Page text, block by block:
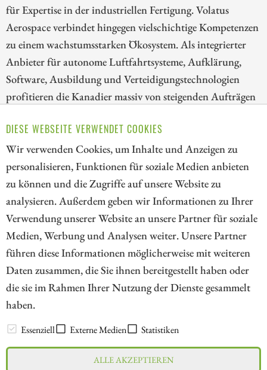
DIESE WEBSEITE VERWENDET COOKIES
Wir verwenden Cookies, um Inhalte und Anzeigen zu
personalisieren, Funktionen für soziale Medien anbieten
zu können und die Zugriffe auf unsere Website zu
analysieren. Außerdem geben wir Informationen zu Ihrer
Verwendung unserer Website an unsere Partner für soziale
Medien, Werbung und Analysen weiter. Unsere Partner
führen diese Informationen möglicherweise mit weiteren
Daten zusammen, die Sie ihnen bereitgestellt haben oder
die sie im Rahmen Ihrer Nutzung der Dienste gesammelt
haben.
Essenziell Externe Medien Statistiken
ALLE AKZEPTIEREN
für Expertise in der industriellen Fertigung. Volatus
Aerospace verbindet hingegen vielschichtige Kompetenzen
zu einem wachstumsstarken Ökosystem. Als integrierter
Anbieter für autonome Luftfahrtsysteme, Aufklärung,
Software, Ausbildung und Verteidigungstechnologien
profitieren die Kanadier massiv von steigenden Aufträgen
dynamisieren das Wachstum und machen es bei steigenden
Margen skalierbarer.
ZUM KOMMENTAR
// kapitalerhoehungen.de - © 2026 - Die Informationsplattform für
Investoren und Unternehmen rund um Kapitalerhöhung, Kapitalmarkt
und Unternehmensfinanzierung
LEXIKON